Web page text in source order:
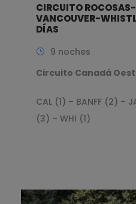
CIRCUITO ROCOSAS-
VANCOUVER-
DÍAS
9 noches
Circuito Canadá
CAL (1) – BANFF (2) –
(3) – WHI (1)